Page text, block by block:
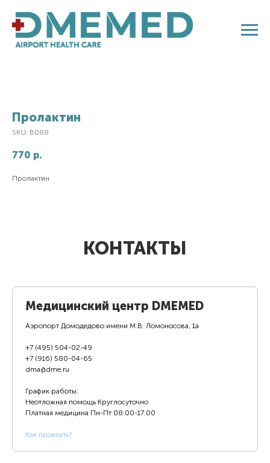
Пролактин
SKU: B088
770 р.
Пролактин
КОНТАКТЫ
Медицинский центр DMEMED
Аэропорт Домодедово имени М.В. Ломоносова, 1а
+7 (495) 504-02-49
+7 (916) 580-04-65
dma@dme.ru
График работы:
Неотложная помощь Круглосуточно
Платная медицина Пн-Пт 08:00-17:00
Как проехать?